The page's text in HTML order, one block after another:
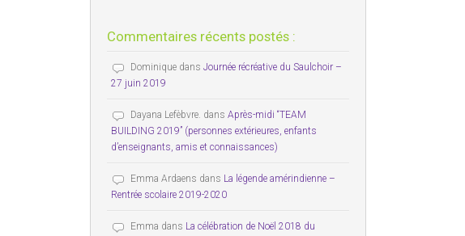
Commentaires récents postés :
Dominique dans Journée récréative du Saulchoir –
27 juin 2019
Dayana Lefèbvre. dans Après-midi “TEAM
BUILDING 2019” (personnes extérieures, enfants
d’enseignants, amis et connaissances)
Emma Ardaens dans La légende amérindienne –
Rentrée scolaire 2019-2020
Emma dans La célébration de Noël 2018 du